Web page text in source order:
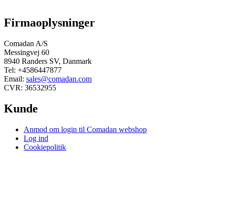
Firmaoplysninger
Comadan A/S
Messingvej 60
8940 Randers SV, Danmark
Tel: +4586447877
Email: sales@comadan.com
CVR: 36532955
Kunde
Main
Menu
Anmod om login til Comadan webshop
Log ind
Cookiepolitik